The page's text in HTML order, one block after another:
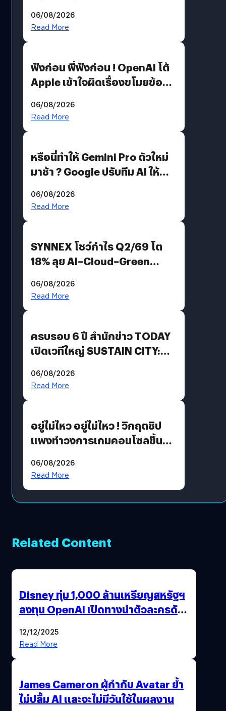
รหัสผ่านหลุด ไม่ใช่แฮ็กเกอร์
06/08/2026
Read More
ฟังก่อน พี่ฟังก่อน ! OpenAI โต้
Apple เข้าใจผิดเรื่องขโมยข้อมูล
06/08/2026
Read More
หรือนี่ทำให้ Gemini Pro ตัวใหม่
มาช้า ? Google ปรับทีม AI ให้
AGI
06/08/2026
Read More
SYNNEX โชว์กำไร Q2/69 โต
18% ลุย AI–Cloud–Green
Revenue เร่งเครื่อง New
06/08/2026
Read More
ครบรอบ 6 ปี สำนักข่าว TODAY
เปิดเวทีใหญ่ SUSTAIN CITY:
แนวทางปรับตัวสู่เศรษฐกิจสี
06/08/2026
Read More
อยู่ไม่ไหว อยู่ไม่ไหว ! วิกฤตชิป
แพงทำวงการเกมคอนโซลขึ้น
?
06/08/2026
Read More
Related Content
Disney ทุ่ม 1,000 ล้านเหรียญสหรัฐฯ
ลงทุน OpenAI เปิดทางนำตัวละครดัง
12/12/2025
Read More
James Cameron ผู้กำกับ Avatar ย้ำ
ไม่ปลื้ม AI และจะไม่มีวันใช้ในผลงาน